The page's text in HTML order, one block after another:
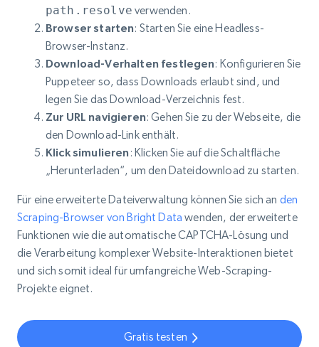
path.resolve verwenden.
Browser starten: Starten Sie eine Headless-
Browser-Instanz.
Download-Verhalten festlegen: Konfigurieren Sie
Puppeteer so, dass Downloads erlaubt sind, und
legen Sie das Download-Verzeichnis fest.
Zur URL navigieren: Gehen Sie zu der Webseite, die
den Download-Link enthält.
Klick simulieren : Klicken Sie auf die Schaltfläche
„Herunterladen“, um den Dateidownload zu starten.
Für eine erweiterte Dateiverwaltung können Sie sich an den
Scraping-Browser von Bright Data wenden, der erweiterte
Funktionen wie die automatische CAPTCHA-Lösung und
die Verarbeitung komplexer Website-Interaktionen bietet
und sich somit ideal für umfangreiche Web-Scraping-
Projekte eignet.
Gratis testen